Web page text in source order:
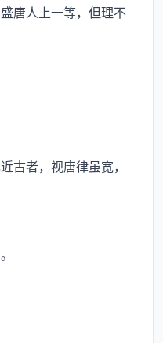
唐人上一等，但理不
者，视唐律虽宽，